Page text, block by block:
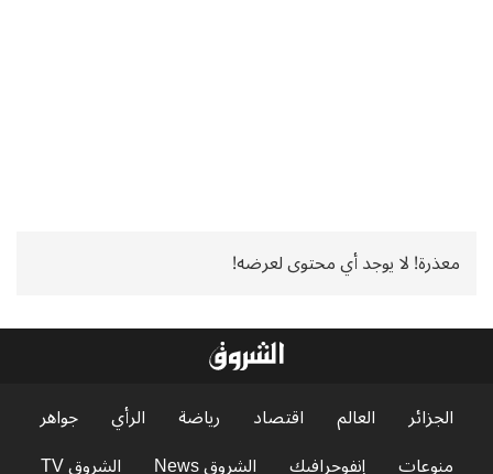
معذرة! لا يوجد أي محتوى لعرضه!
الجزائر العالم اقتصاد رياضة الرأي
جواهر
منوعات
إنفوجرافيك الشروق News
الشروق TV